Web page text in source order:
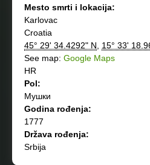
Mesto smrti i lokacija:
Karlovac
Croatia
45° 29' 34.4292" N
15° 33'
See map: Google Maps
HR
Pol:
Мушки
Godina rođenja:
1777
Država rođenja:
Srbija